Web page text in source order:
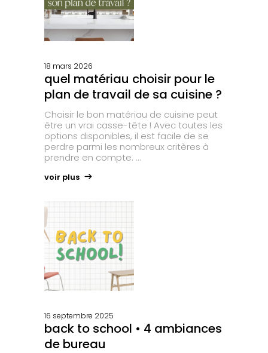
18 mars 2026
quel matériau choisir pour le
plan de travail de sa cuisine ?
Choisir le bon matériau de cuisine peut
être un vrai casse-tête ! Avec toutes les
options disponibles, il est facile de se
perdre parmi les nombreux critères à
prendre en compte.
voir plus
16 septembre 2025
back to school • 4 ambiances
de bureau